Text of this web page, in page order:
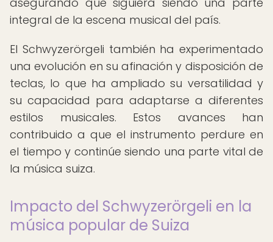
integral de la escena musical del país.
El Schwyzerörgeli también ha experimentado
una evolución en su afinación y disposición de
teclas, lo que ha ampliado su versatilidad y
su capacidad para adaptarse a diferentes
estilos musicales. Estos avances han
contribuido a que el instrumento perdure en
el tiempo y continúe siendo una parte vital de
la música suiza.
Impacto del Schwyzerörgeli en la
música popular de Suiza